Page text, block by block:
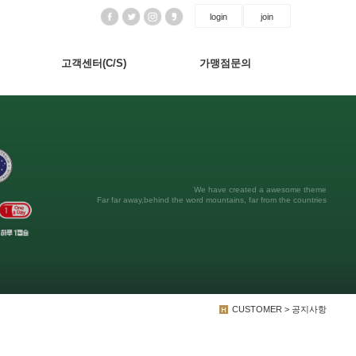
login join
고객센터(C/S) 가맹점문의
We have created a awesome theme
Far far away,behind the word mountains, far from the countries
CUSTOMER > 공지사항